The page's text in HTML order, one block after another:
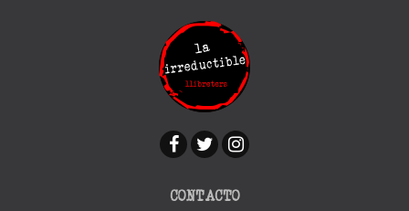
CONTACTO